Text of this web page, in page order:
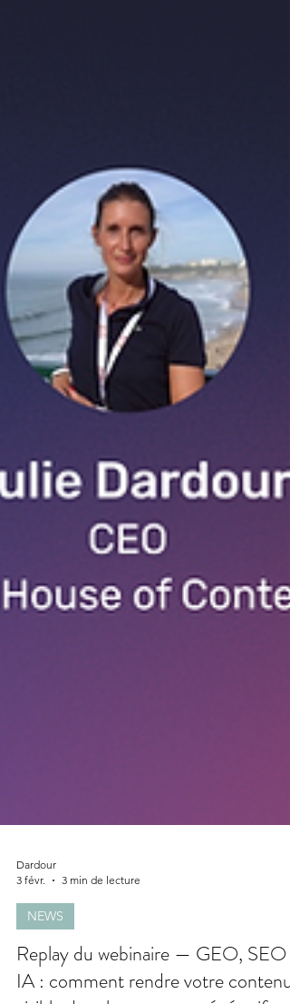
Dardour
3 févr.
3 min de lecture
NEWS